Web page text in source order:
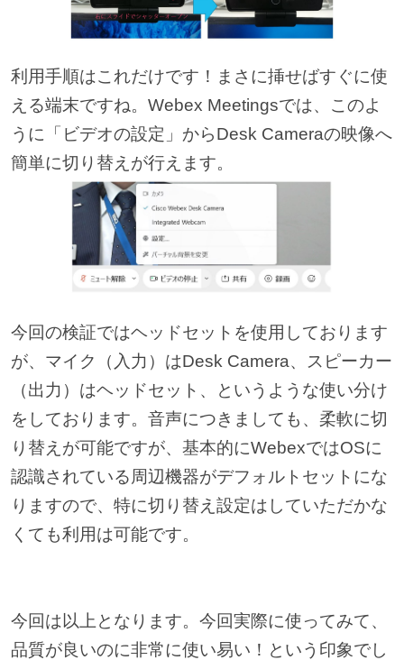
利用手順はこれだけです！まさに挿せばすぐに使
える端末ですね。Webex Meetingsでは、このよ
うに「ビデオの設定」からDesk Cameraの映像へ
簡単に切り替えが行えます。
今回の検証ではヘッドセットを使用しております
が、マイク（入力）はDesk Camera、スピーカー
（出力）はヘッドセット、というような使い分け
をしております。音声につきましても、柔軟に切
り替えが可能ですが、基本的にWebexではOSに
認識されている周辺機器がデフォルトセットにな
りますので、特に切り替え設定はしていただかな
くても利用は可能です。
今回は以上となります。今回実際に使ってみて、
品質が良いのに非常に使い易い！という印象でし